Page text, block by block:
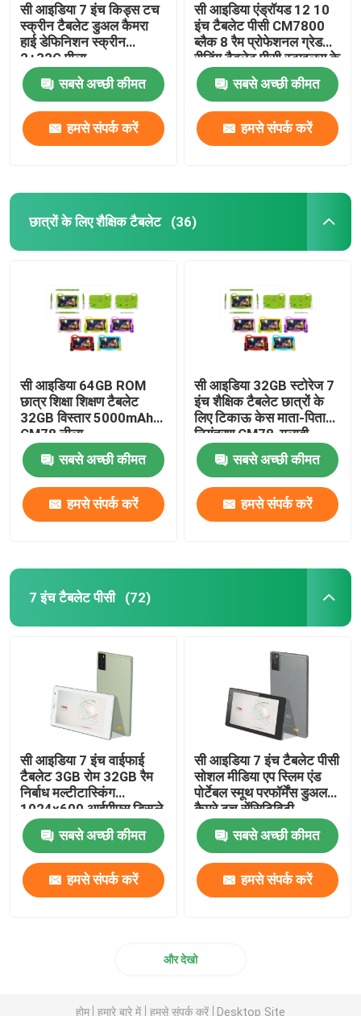
सी आइडिया 7 इंच किड्स टच
स्क्रीन टैबलेट डुअल कैमरा
हाई डेफिनिशन स्क्रीन
2+32G पीला
सबसे अच्छी कीमत
हमसे संपर्क करें
सी आइडिया एंड्रॉयड 12 10
इंच टैबलेट पीसी CM7800
ब्लैक 8 रैम प्रोफेशनल ग्रेड
रीडिंग टैबलेट पीसी स्टाइलस के
साथ CM7800
सबसे अच्छी कीमत
हमसे संपर्क करें
छात्रों के लिए शैक्षिक टैबलेट (36)
सी आइडिया 64GB ROM
छात्र शिक्षा शिक्षण टैबलेट
32GB विस्तार 5000mAh
CM78 नीला
सबसे अच्छी कीमत
हमसे संपर्क करें
सी आइडिया 32GB स्टोरेज 7
इंच शैक्षिक टैबलेट छात्रों के
लिए टिकाऊ केस माता-पिता
नियंत्रण CM78-गुलाबी
सबसे अच्छी कीमत
हमसे संपर्क करें
7 इंच टैबलेट पीसी (72)
सी आइडिया 7 इंच वाईफाई
टैबलेट 3GB रोम 32GB रैम
निर्बाध मल्टीटास्किंग
1024x600 आईपीएस डिस्प्ले
रिस्पांसिव टच सीएम520
सबसे अच्छी कीमत
हमसे संपर्क करें
सी आइडिया 7 इंच टैबलेट पीसी
सोशल मीडिया एप स्लिम एंड
पोर्टेबल स्मूथ परफॉर्मेंस डुअल
कैमरे टच सेंसिटिविटी
CM520
सबसे अच्छी कीमत
हमसे संपर्क करें
और देखो
होम हमारे बारे में हमसे संपर्क करें Desktop Site